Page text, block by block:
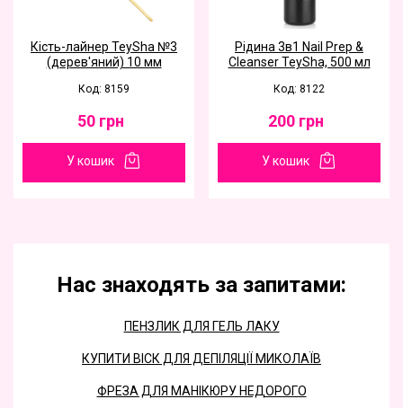
Кість-лайнер TeySha №3
(дерев'яний) 10 мм
Код: 8159
50 грн
У кошик
Рідина 3в1 Nail Prep &
Cleanser TeySha, 500 мл
Код: 8122
200 грн
У кошик
Нас знаходять за запитами:
ПЕНЗЛИК ДЛЯ ГЕЛЬ ЛАКУ
КУПИТИ ВІСК ДЛЯ ДЕПІЛЯЦІЇ МИКОЛАЇВ
ФРЕЗА ДЛЯ МАНІКЮРУ НЕДОРОГО